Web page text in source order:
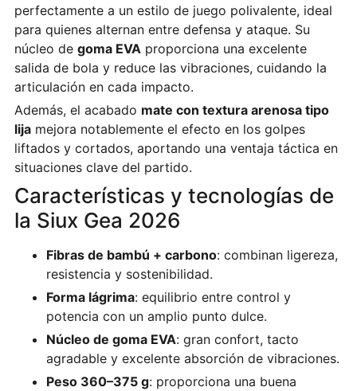
perfectamente a un estilo de juego polivalente, ideal
para quienes alternan entre defensa y ataque. Su
núcleo de goma EVA proporciona una excelente
salida de bola y reduce las vibraciones, cuidando la
articulación en cada impacto.
Además, el acabado mate con textura arenosa tipo
lijamejora notablemente el efecto en los golpes
liftados y cortados, aportando una ventaja táctica en
situaciones clave del partido.
Características y tecnologías de
la Siux Gea 2026
Fibras de bambú + carbono: combinan ligereza,
resistencia y sostenibilidad.
Forma lágrima: equilibrio entre control y
potencia con un amplio punto dulce.
Núcleo de goma EVA: gran confort, tacto
agradable y excelente absorción de vibraciones.
Peso 360–375 g: proporciona una buena